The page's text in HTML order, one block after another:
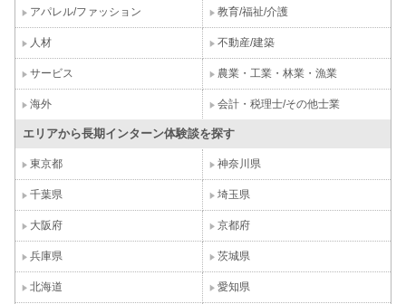
アパレル/ファッション 教育/福祉/介護
人材 不動産/建築
サービス 農業・工業・林業・漁業
海外 会計・税理士/その他士業
エリアから長期インターン体験談を探す
東京都 神奈川県
千葉県 埼玉県
大阪府 京都府
兵庫県 茨城県
北海道 愛知県